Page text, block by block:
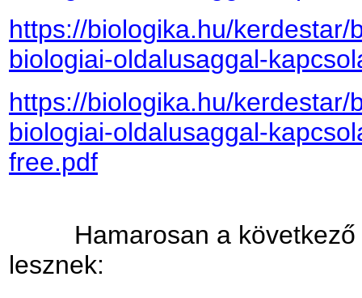
https://biologika.hu/
biologiai-oldalusaggal-
https://biologika.hu/
biologiai-oldalusaggal-
free.pdf
Hamarosan a következő
lesznek: